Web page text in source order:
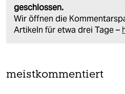
geschlossen.
Wir öffnen die
Artikeln für etwa drei Tage –
meistkommentiert